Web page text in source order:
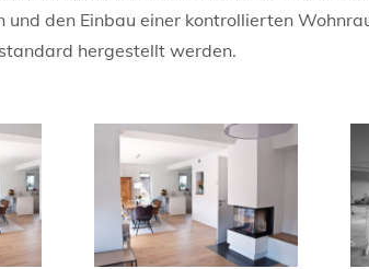
den Einbau einer kontrollierten
hergestellt werden.